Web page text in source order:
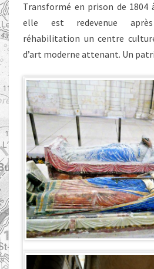
Transformé en prison de 1804
elle est redevenue
réhabilitation un centre
d’art moderne attenant. Un